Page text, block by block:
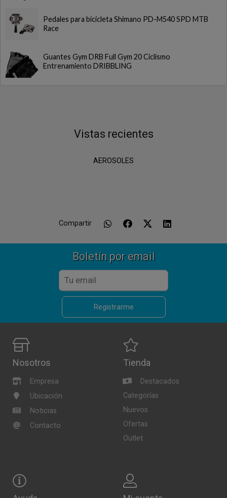
Pedales para bicicleta Shimano PD-M540 SPD MTB
Race
Guantes Gym DRB Full Gym 20 Ciclismo
Entrenamiento DRIBBLING
Vistas recientes
AEROSOLES
Compartir
Boletín por email
Registrarme
Nosotros
Empresa
Ubicación
Noticias
Contacto
Tienda
Destacados
Categorías
Nuevos
Ofertas
Outlet